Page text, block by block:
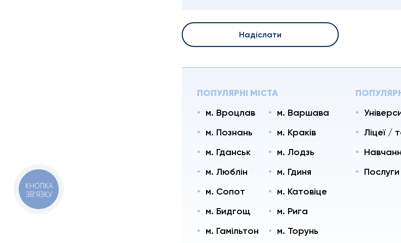
Надіслати
ПОПУЛЯРНІ МІСТА
м. Вроцлав
м. Варшава
м. Познань
м. Краків
м. Гданськ
м. Лодзь
м. Люблін
м. Гдиня
м. Сопот
м. Катовіце
м. Бидгощ
м. Рига
м. Гамільтон
м. Торунь
Ліцеї /
КНОПКА
ЗВ'ЯЗКУ